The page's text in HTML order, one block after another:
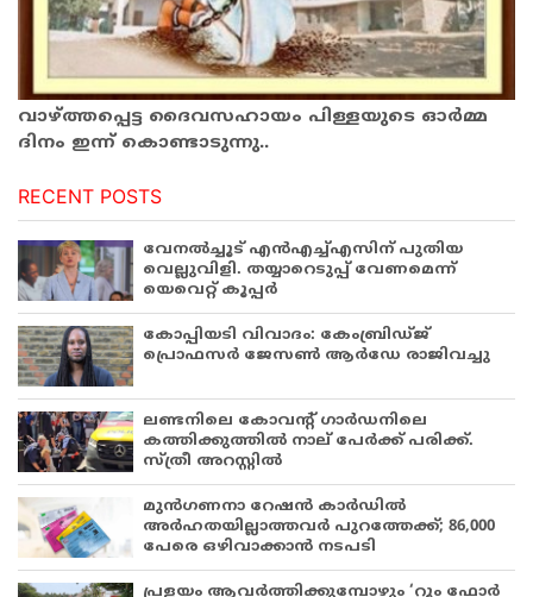
വാഴ്ത്തപ്പെട്ട ദൈവസഹായം പിള്ളയുടെ ഓര്‍മ്മ
ദിനം ഇന്ന് കൊണ്ടാടുന്നു..
RECENT POSTS
വേനൽച്ചൂട് എൻഎച്ച്എസിന് പുതിയ
വെല്ലുവിളി. തയ്യാറെടുപ്പ് വേണമെന്ന്
യെവെറ്റ് കൂപ്പർ
കോപ്പിയടി വിവാദം: കേംബ്രിഡ്ജ്
പ്രൊഫസർ ജേസൺ ആർഡേ രാജിവച്ചു
ലണ്ടനിലെ കോവന്റ് ഗാർഡനിലെ
കത്തിക്കുത്തിൽ നാല് പേർക്ക് പരിക്ക്.
സ്ത്രീ അറസ്റ്റിൽ
മുൻഗണനാ റേഷൻ കാർഡിൽ
അർഹതയില്ലാത്തവർ പുറത്തേക്ക്; 86,000
പേരെ ഒഴിവാക്കാൻ നടപടി
പ്രളയം ആവർത്തിക്കുമ്പോഴും ‘റൂം ഫോർ